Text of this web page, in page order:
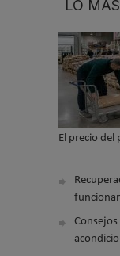
LO
El precio del